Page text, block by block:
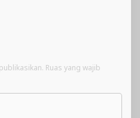
Ruas yang wajib